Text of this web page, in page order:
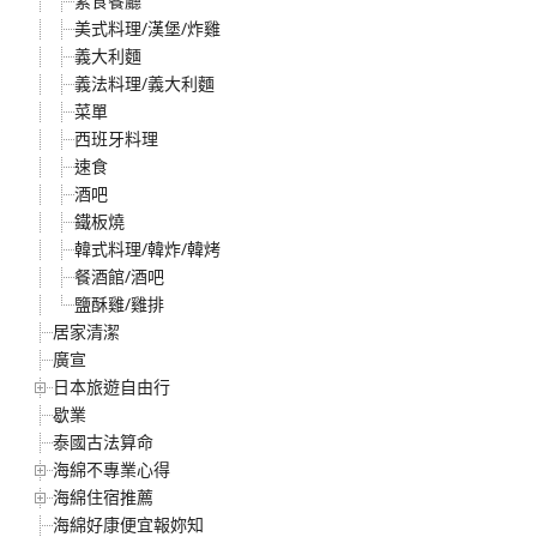
美式料理/漢堡/炸雞
義大利麵
義法料理/義大利麵
菜單
西班牙料理
速食
酒吧
鐵板燒
韓式料理/韓炸/韓烤
餐酒館/酒吧
鹽酥雞/雞排
居家清潔
廣宣
日本旅遊自由行
歇業
泰國古法算命
海綿不專業心得
海綿住宿推薦
海綿好康便宜報妳知